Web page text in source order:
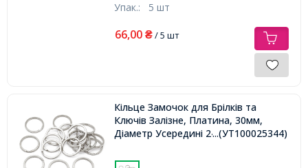
Упак.: 5 шт
66,00 ₴/ 5 шт
Кільце Замочок для Брілків та
Ключів Залізне, Платина, 30мм,
Діаметр Усередині 24мм,...(УТ100025344)